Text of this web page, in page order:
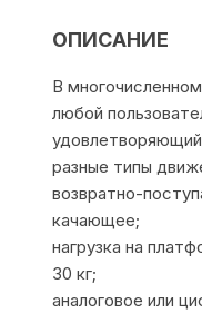
ОПИСАНИЕ
В
любой
разные типы
возвратно-
качающее;
нагрузка на
30 кг;
аналоговое или